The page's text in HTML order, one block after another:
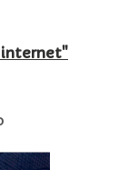
internet"